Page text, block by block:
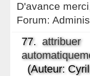
D'avance
Forum:
77. attribuer
(Auteur: